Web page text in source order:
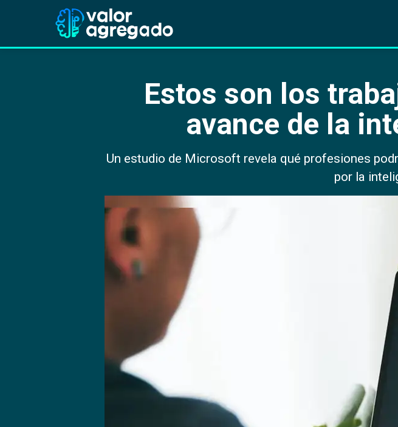
Estos son los
avance de la
Un estudio de Microsoft revela qué profesiones
por la